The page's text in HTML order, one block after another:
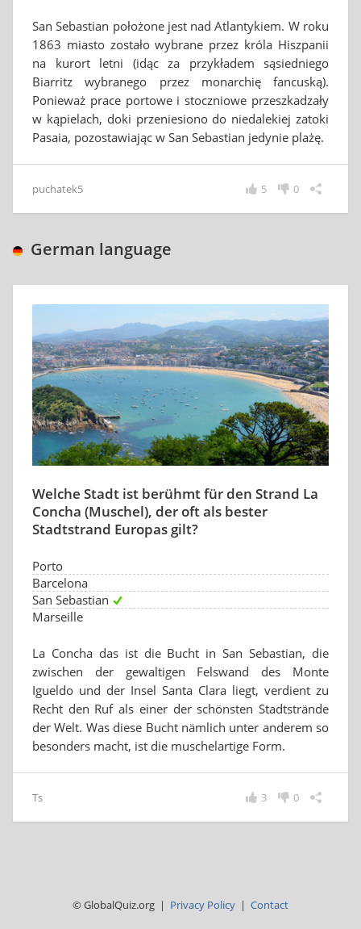
San Sebastian położone jest nad Atlantykiem. W roku
1863 miasto zostało wybrane przez króla Hiszpanii
na kurort letni (idąc za przykładem sąsiedniego
Biarritz wybranego przez monarchię fancuską).
Ponieważ prace portowe i stoczniowe przeszkadzały
w kąpielach, doki przeniesiono do niedalekiej zatoki
Pasaia, pozostawiając w San Sebastian jedynie plażę.
puchatek5 0
5
German language
Welche Stadt ist berühmt für den Strand La
Concha (Muschel), der oft als bester
Stadtstrand Europas gilt?
Porto
Barcelona
San Sebastian
Marseille
La Concha das ist die Bucht in San Sebastian, die
zwischen der gewaltigen Felswand des Monte
Igueldo und der Insel Santa Clara liegt, verdient zu
Recht den Ruf als einer der schönsten Stadtstrände
der Welt. Was diese Bucht nämlich unter anderem so
besonders macht, ist die muschelartige Form.
Ts 0
3
© GlobalQuiz.org | Privacy Policy | Contact